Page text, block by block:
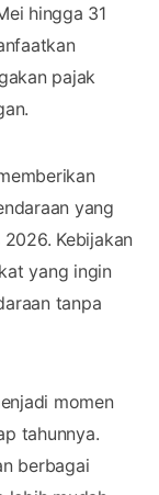
hingga 31
pajak
yang
Kebijakan
yang ingin
tanpa
momen
tahunnya.
berbagai